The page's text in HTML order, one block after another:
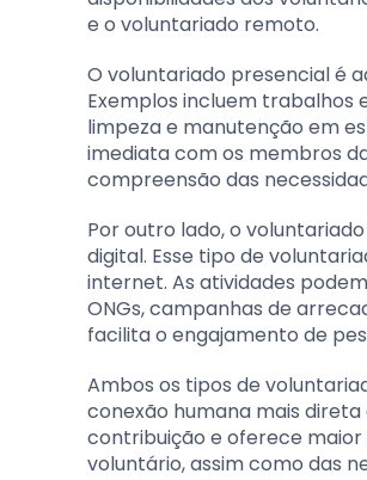
e o voluntariado remoto.
O voluntariado presencial é
Exemplos incluem trabalhos
limpeza e manutenção em
imediata com os membros
compreensão das
Por outro lado, o
digital. Esse tipo de
internet. As atividades
ONGs, campanhas de
facilita o engajamento de
Ambos os tipos de
conexão humana mais
contribuição e oferece
voluntário, assim como das